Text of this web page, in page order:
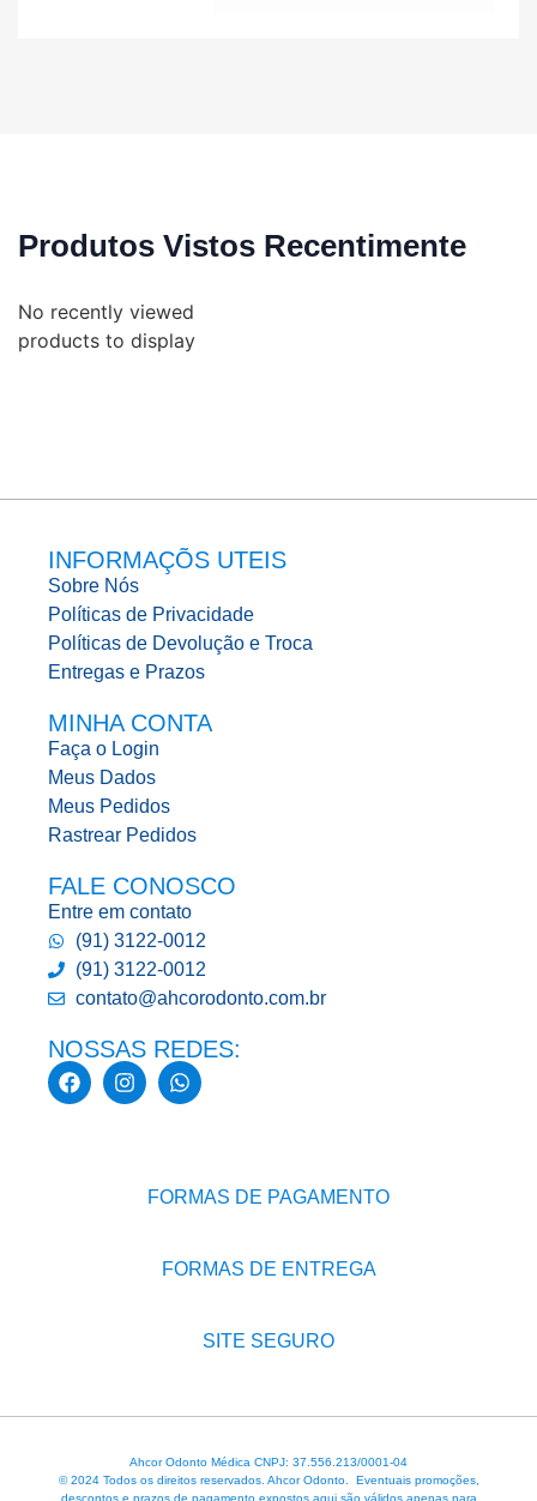
Produtos Vistos Recentimente
No recently viewed
products to display
INFORMAÇÕS UTEIS
Sobre Nós
Políticas de Privacidade
Políticas de Devolução e Troca
Entregas e Prazos
MINHA CONTA
Faça o Login
Meus Dados
Meus Pedidos
Rastrear Pedidos
FALE CONOSCO
Entre em contato
(91) 3122-0012
(91) 3122-0012
contato@ahcorodonto.com.br
NOSSAS REDES:
FORMAS DE PAGAMENTO
FORMAS DE ENTREGA
SITE SEGURO
Ahcor Odonto Médica CNPJ: 37.556.213/0001-04
© 2024 Todos os direitos reservados. Ahcor Odonto. Eventuais promoções,